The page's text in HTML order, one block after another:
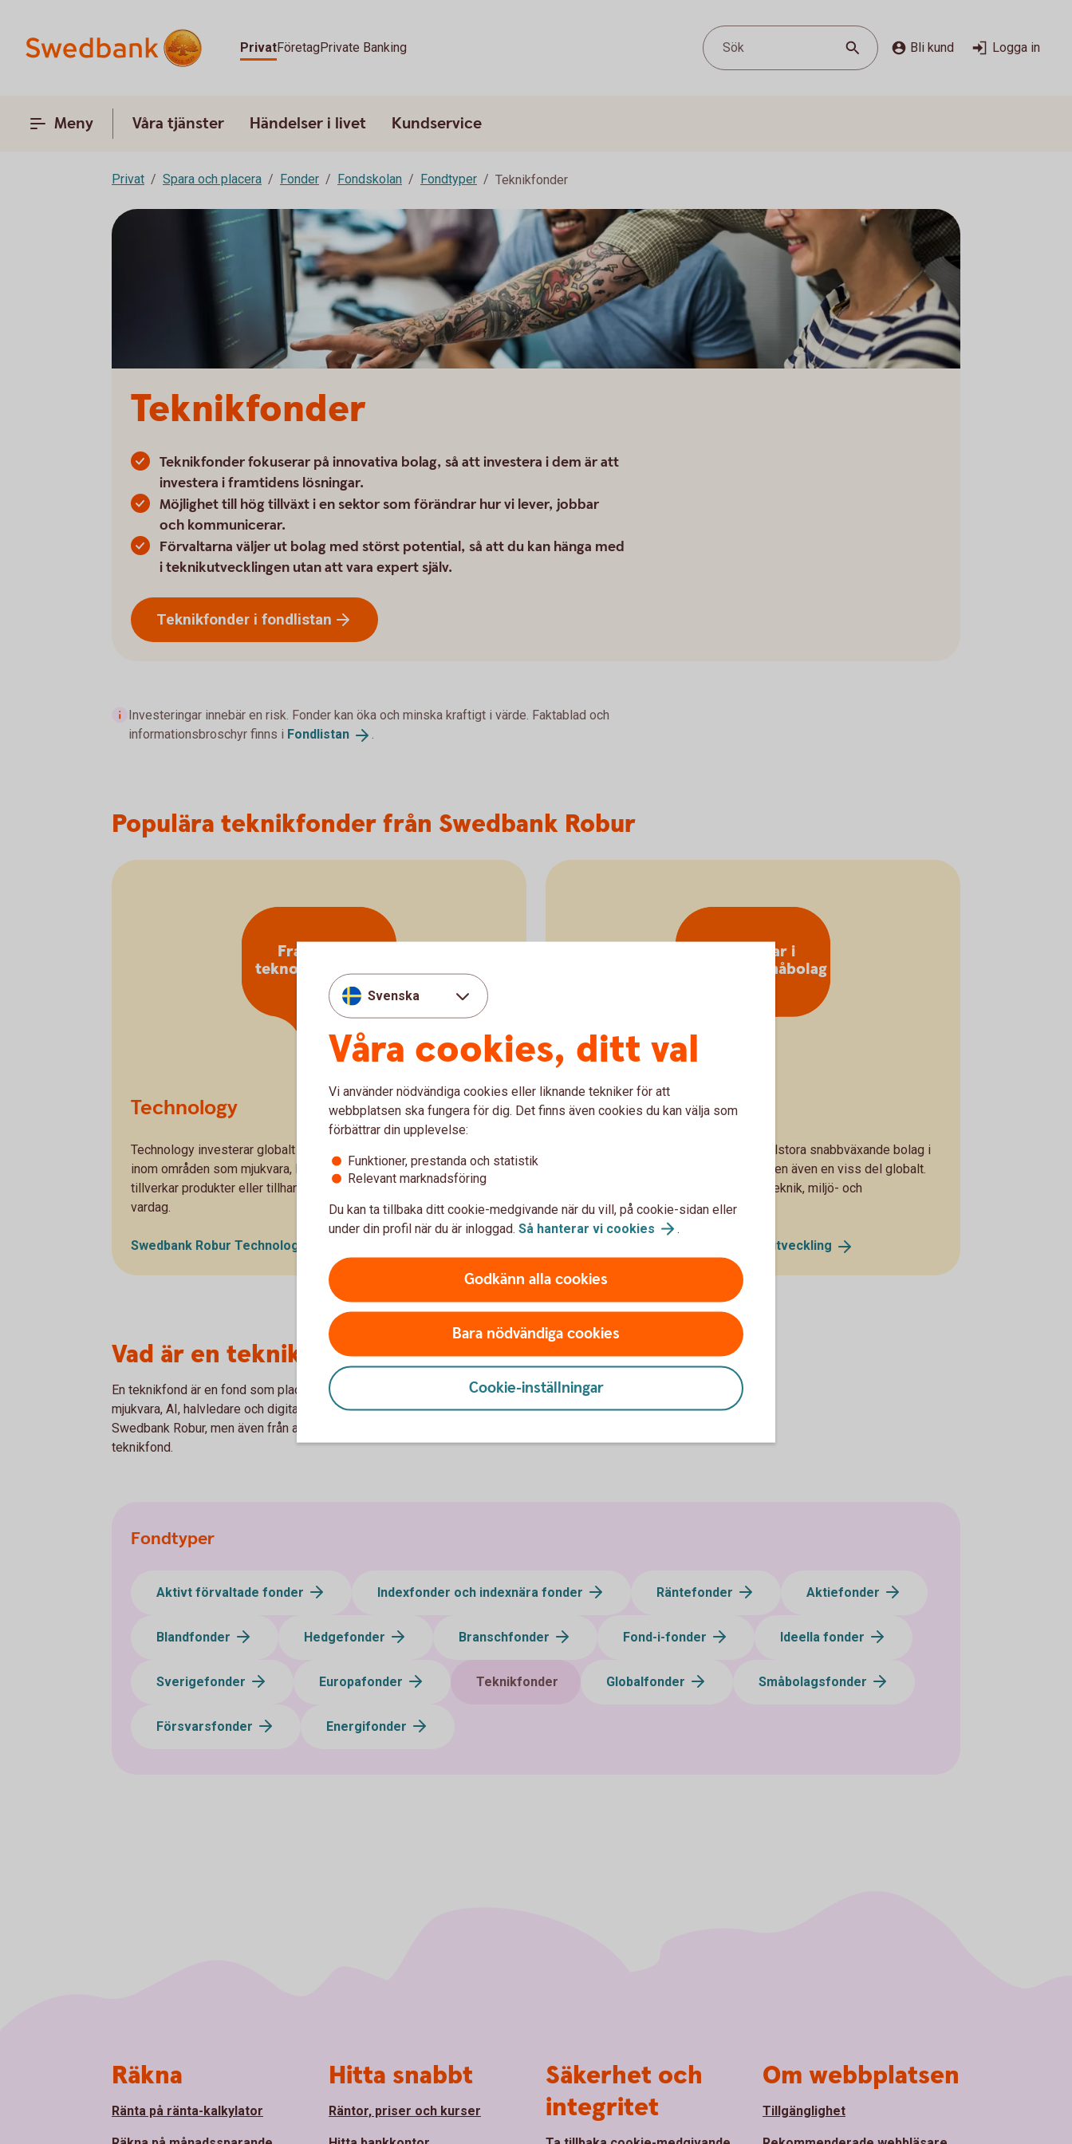
PrivatFöretagPrivate Banking Sök Bli kund Logga in
Meny Våra tjänster Händelser i livet Kundservice
Privat Spara och placera Fonder Fondskolan Fondtyper Teknikfonder
Teknikfonder
Teknikfonder fokuserar på innovativa bolag, så att investera i dem är att
investera i framtidens lösningar.
Möjlighet till hög tillväxt i en sektor som förändrar hur vi lever, jobbar
och kommunicerar.
Förvaltarna väljer ut bolag med störst potential, så att du kan hänga med
i teknikutvecklingen utan att vara expert själv.
Teknikfonder i fondlistan
Investeringar innebär en risk. Fonder kan öka och minska kraftigt i värde. Faktablad och
informationsbroschyr finns i Fondlistan .
Populära teknikfonder från Swedbank Robur
Technology
Technology investerar globalt i stora teknikbolag, främst i USA,
inom områden som mjukvara, IT och halvledare. Här väljs bolag som
tillverkar produkter eller tillhandahåller tjänster som driver vår
vardag.
Swedbank Robur Technology A - se
Framtidens
teknologitrender
Ny Teknik
Ny Teknik investerar i små- och medelstora snabbväxande bolag i
teknikens alla hörn, främst i Norden men även en viss del globalt.
Den satsar på bolag inom IT, medicinteknik, miljö- och
industriteknik.
utveckling
Investerar i
innovativa småbolag
Vad är en teknikfond?
En teknikfond är en fond som placerar i bolag inom tekniksektorn – till exempel inom IT,
mjukvara, AI, halvledare och digitala tjänster. Hos oss kan du handla teknikfonder från
Swedbank Robur, men även från andra bolag. Kom i gång med ett fondsparande i en
teknikfond.
Fondtyper
Aktivt förvaltade fonder Indexfonder och indexnära fonder Räntefonder Aktiefonder
Blandfonder Hedgefonder Branschfonder Fond-i-fonder Ideella fonder
Sverigefonder Europafonder Teknikfonder Globalfonder Småbolagsfonder
Försvarsfonder Energifonder
Svenska
Våra cookies, ditt val
Vi använder nödvändiga cookies eller liknande tekniker för att
webbplatsen ska fungera för dig. Det finns även cookies du kan välja som
förbättrar din upplevelse:
Funktioner, prestanda och statistik
Relevant marknadsföring
Du kan ta tillbaka ditt cookie-medgivande när du vill, på cookie-sidan eller
under din profil när du är inloggad. Så hanterar vi cookies .
Godkänn alla cookies
Bara nödvändiga cookies
Cookie-inställningar
Räkna
Ränta på ränta-kalkylator
Hitta snabbt
Räntor, priser och kurser
Säkerhet och
integritet
Om webbplatsen
Tillgänglighet